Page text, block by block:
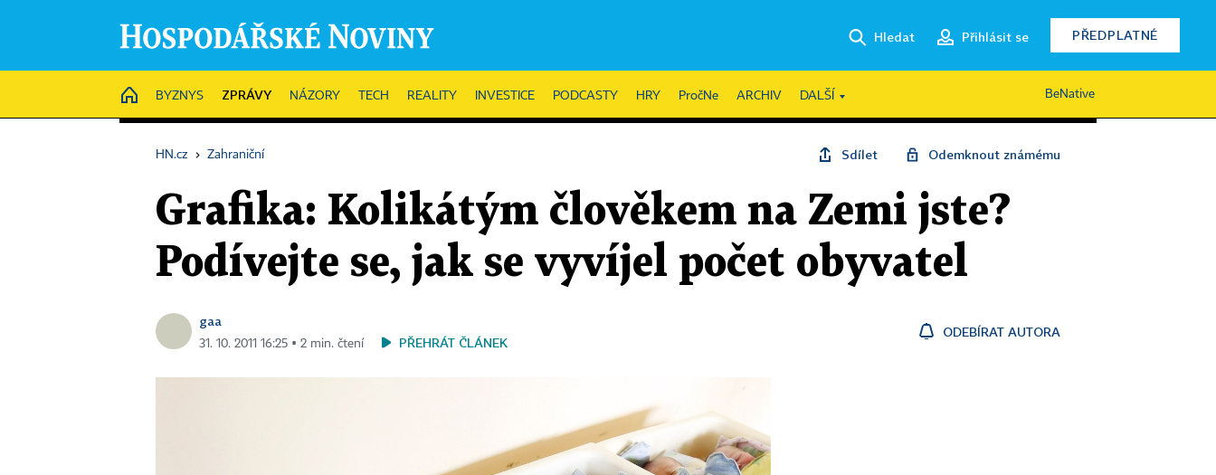
Hledat Přihlásit se PŘEDPLATNÉ
HOME
BYZNYS ZPRÁVY NÁZORY TECH REALITY INVESTICE PODCASTY HRY PročNe ARCHIV DALŠÍ BeNative
HN.cz › Zahraniční Sdílet Odemknout známému
Grafika: Kolikátým člověkem na Zemi jste?
Podívejte se, jak se vyvíjel počet obyvatel
gaa
31. 10. 2011 16:25 ▪ 2 min. čtení PŘEHRÁT ČLÁNEK
ODEBÍRAT AUTORA